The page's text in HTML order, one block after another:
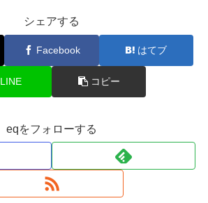
シェアする
Facebook はてブ
LINE コピー
eqをフォローする